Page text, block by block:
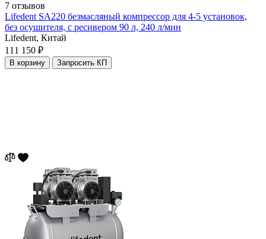
7 отзывов
Lifedent SA220 безмасляный компрессор для 4-5 установок,
без осушителя, с ресивером 90 л, 240 л/мин
Lifedent, Китай
111 150 ₽
В корзину Запросить КП